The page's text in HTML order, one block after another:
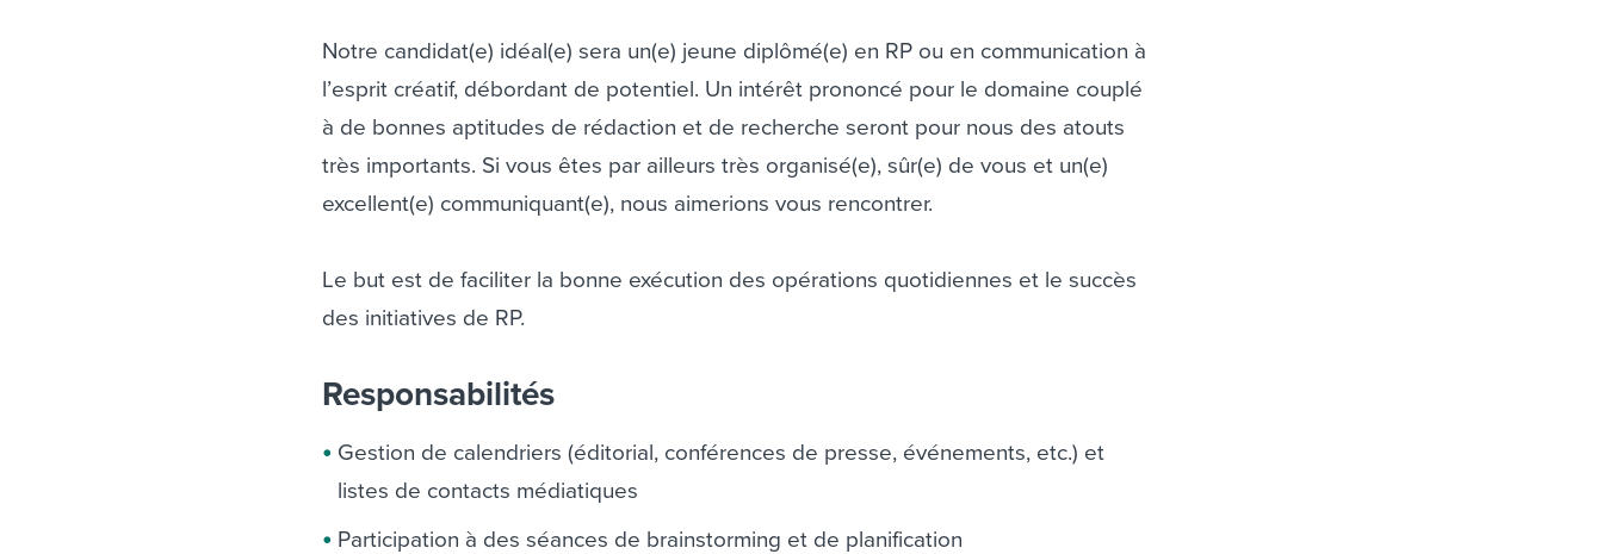
Notre candidat(e) idéal(e) sera un(e) jeune diplômé(e) en RP ou en communication à
l’esprit créatif, débordant de potentiel. Un intérêt prononcé pour le domaine couplé
à de bonnes aptitudes de rédaction et de recherche seront pour nous des atouts
très importants. Si vous êtes par ailleurs très organisé(e), sûr(e) de vous et un(e)
excellent(e) communiquant(e), nous aimerions vous rencontrer.
Le but est de faciliter la bonne exécution des opérations quotidiennes et le succès
des initiatives de RP.
Responsabilités
Gestion de calendriers (éditorial, conférences de presse, événements, etc.) et
listes de contacts médiatiques
Participation à des séances de brainstorming et de planification